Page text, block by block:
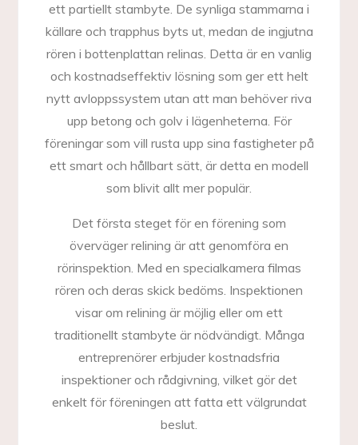
ett partiellt stambyte. De synliga stammarna i
källare och trapphus byts ut, medan de ingjutna
rören i bottenplattan relinas. Detta är en vanlig
och kostnadseffektiv lösning som ger ett helt
nytt avloppssystem utan att man behöver riva
upp betong och golv i lägenheterna. För
föreningar som vill rusta upp sina fastigheter på
ett smart och hållbart sätt, är detta en modell
som blivit allt mer populär.
Det första steget för en förening som
överväger relining är att genomföra en
rörinspektion. Med en specialkamera filmas
rören och deras skick bedöms. Inspektionen
visar om relining är möjlig eller om ett
traditionellt stambyte är nödvändigt. Många
entreprenörer erbjuder kostnadsfria
inspektioner och rådgivning, vilket gör det
enkelt för föreningen att fatta ett välgrundat
beslut.